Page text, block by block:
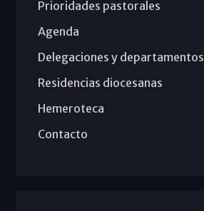
Prioridades pastorales
Agenda
Delegaciones y departamentos
Residencias diocesanas
Hemeroteca
Contacto